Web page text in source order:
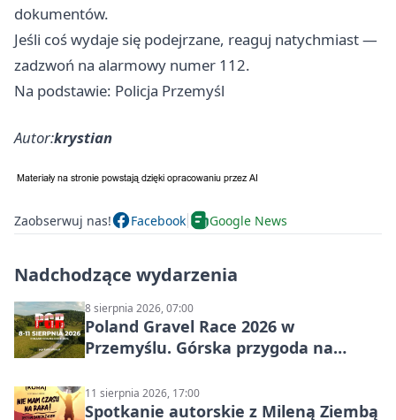
dokumentów.
Jeśli coś wydaje się podejrzane, reaguj natychmiast —
zadzwoń na alarmowy numer 112.
Na podstawie: Policja Przemyśl
Autor:krystian
Zaobserwuj nas! Facebook Google News
Nadchodzące wydarzenia
8 sierpnia 2026, 07:00
Poland Gravel Race 2026 w
Przemyślu. Górska przygoda na
11 sierpnia 2026, 17:00
Spotkanie autorskie z Mileną Ziembą